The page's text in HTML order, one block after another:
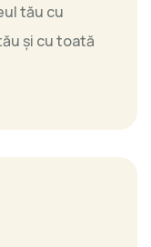
tău cu
şi cu toată